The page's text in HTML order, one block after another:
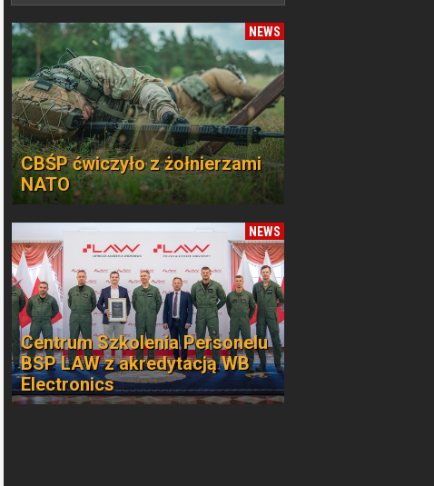
NEWS
CBŚP ćwiczyło z żołnierzami
NATO
NEWS
Centrum Szkolenia Personelu
BSP LAW z akredytacją WB
Electronics